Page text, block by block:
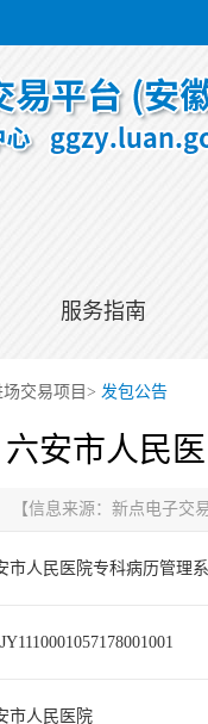
服务指南
交易项目> 发包公告
六安市人民
【信息来源： 新点电子交
市人民医院专科病历管理
市人民医院